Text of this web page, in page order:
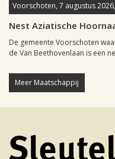
Voorschoten, 7 augustus
Nest Aziatische
De gemeente Voorschoten
de Van Beethovenlaan is een
Meer Maatschappij